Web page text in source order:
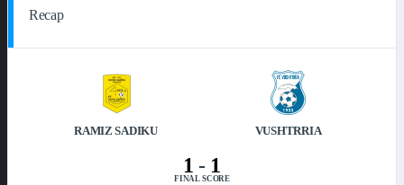
Recap
RAMIZ SADIKU VUSHTRRIA
1- 1
FINAL SCORE